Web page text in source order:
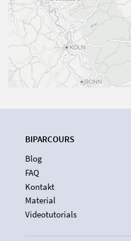
BIPARCOURS
Blog
FAQ
Kontakt
Material
Videotutorials